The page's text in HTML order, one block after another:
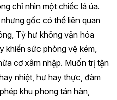
chỉ nhìn một chiếc lá úa.
gốc có thể liên quan
Tỳ hư không vận hóa
khiến sức phòng vệ kém,
cơ xâm nhập. Muốn trị tận
nhiệt, hư hay thực, đàm
khu phong tán hàn,